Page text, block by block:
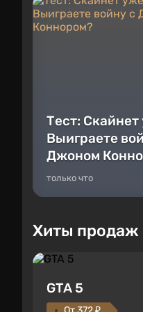
Тест: Скайнет
Выиграете
Джоном
только что
Хиты продаж
GTA 5